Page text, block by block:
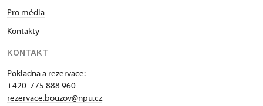
Pro média
Kontakty
KONTAKT
Pokladna a rezervace:
+420 775 888 960
rezervace.bouzov@npu.cz